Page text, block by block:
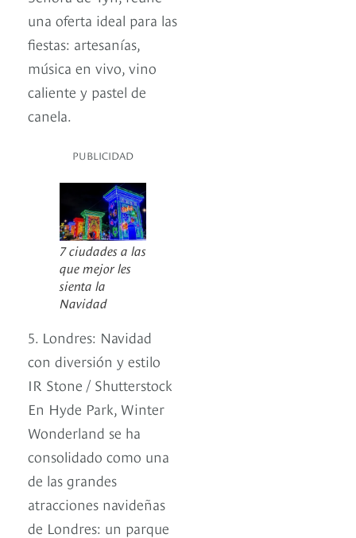
una oferta ideal para las
fiestas: artesanías,
música en vivo, vino
caliente y pastel de
canela.
PUBLICIDAD
7 ciudades a las
que mejor les
sienta la
Navidad
5. Londres: Navidad
con diversión y estilo
IR Stone / Shutterstock
En Hyde Park, Winter
Wonderland se ha
consolidado como una
de las grandes
atracciones navideñas
de Londres: un parque